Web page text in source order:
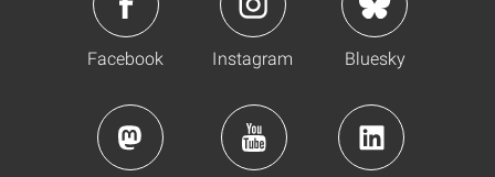
Facebook Instagram Bluesky